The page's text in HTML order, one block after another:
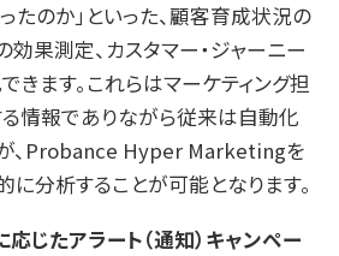
たのか」といった、顧客育成状況の
果測定、カスタマー・ジャーニー
きます。これらはマーケティング担
情報でありながら従来は自動化
、Probance Hyper Marketingを
分析することが可能となります。
じたアラート（通知）キャンペー